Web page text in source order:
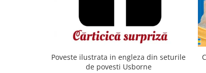
Poveste ilustrata in engleza din seturile
de povesti Usborne